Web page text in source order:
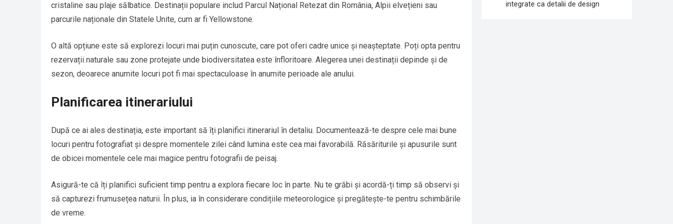
cristaline sau plaje sălbatice. Destinații populare includ Parcul Național Retezat din România, Alpii elvețieni sau
parcurile naționale din Statele Unite, cum ar fi Yellowstone.
O altă opțiune este să explorezi locuri mai puțin cunoscute, care pot oferi cadre unice și neașteptate. Poți opta pentru
rezervații naturale sau zone protejate unde biodiversitatea este înfloritoare. Alegerea unei destinații depinde și de
sezon, deoarece anumite locuri pot fi mai spectaculoase în anumite perioade ale anului.
Planificarea itinerariului
După ce ai ales destinația, este important să îți planifici itinerariul în detaliu. Documentează-te despre cele mai bune
locuri pentru fotografiat și despre momentele zilei când lumina este cea mai favorabilă. Răsăriturile și apusurile sunt
de obicei momentele cele mai magice pentru fotografii de peisaj.
Asigură-te că îți planifici suficient timp pentru a explora fiecare loc în parte. Nu te grăbi și acordă-ți timp să observi și
să capturezi frumusețea naturii. În plus, ia în considerare condițiile meteorologice și pregătește-te pentru schimbările
de vreme.
integrate ca detalii de design